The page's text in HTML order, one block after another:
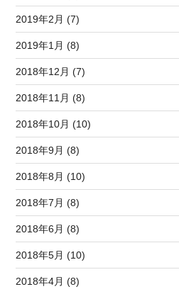
2019年2月 (7)
2019年1月 (8)
2018年12月 (7)
2018年11月 (8)
2018年10月 (10)
2018年9月 (8)
2018年8月 (10)
2018年7月 (8)
2018年6月 (8)
2018年5月 (10)
2018年4月 (8)